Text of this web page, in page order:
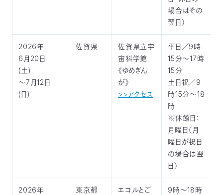
場合はその
翌日）
2026年
6月20日
(土)
～7月12日
(日)
佐賀県
佐賀県立宇
宙科学館
《ゆめぎん
が》
>>アクセス
平日／9時
15分～17時
15分
土日祝／9
時15分～18
時
※休館日：
月曜日（月
曜日が祝日
の場合は翌
日）
2026年
東京都
エコルとご
9時～18時